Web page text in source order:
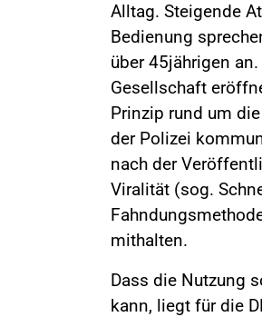
Alltag. Steigende
Bedienung
über 45jährigen
Gesellschaft
Prinzip rund um
der Polizei
nach der
Viralität (sog.
mithalten.
Dass die Nutzung
kann, liegt für die